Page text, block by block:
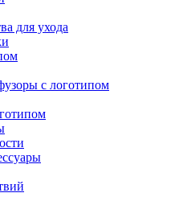
для ухода
с логотипом